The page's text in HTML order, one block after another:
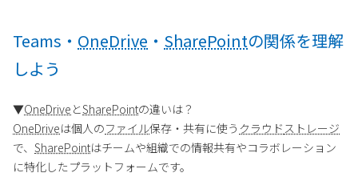
Teams・ OneDrive ・ SharePointの関係を理解
しよう
▼OneDrive とSharePointの違いは？
OneDriveは個人のファイル保存・共有に使う クラウドストレージ
で、 SharePointはチームや組織での情報共有やコラボレーション
に特化したプラットフォームです。